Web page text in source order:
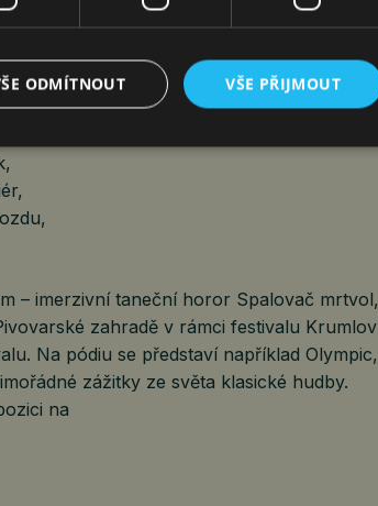
až v červnu nebo během prázdnin,
– imerzivní taneční horor Spalovač mrtvol,
zahradě v rámci festivalu Krumlov
Na pódiu se představí například Olympic,
zážitky ze světa klasické hudby.
na
VŠE PŘIJMOUT
ODMÍTNOUT